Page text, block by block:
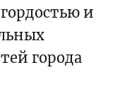
и
города